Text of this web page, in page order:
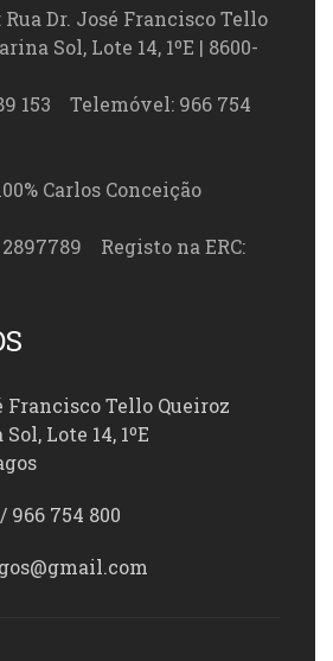
Dr. José Francisco Tello
Sol, Lote 14, 1ºE | 8600-
153 Telemóvel: 966 754
Carlos Conceição
Registo na ERC:
Francisco Tello Queiroz
Lote 14, 1ºE
966 754 800